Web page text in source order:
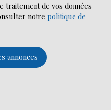
traitement de vos données
notre politique de
annonces